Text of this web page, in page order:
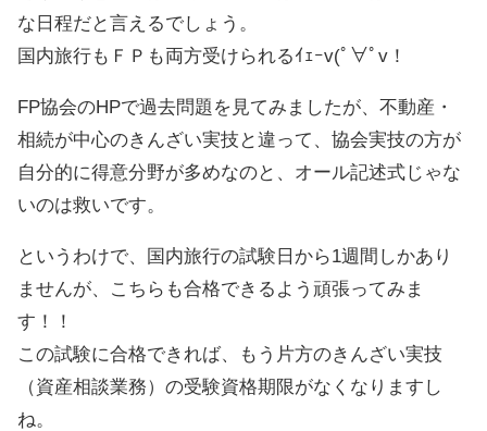
な日程だと言えるでしょう。
国内旅行もＦＰも両方受けられるｲｪｰv(ﾟ∀ﾟv！
FP協会のHPで過去問題を見てみましたが、不動産・
相続が中心のきんざい実技と違って、協会実技の方が
自分的に得意分野が多めなのと、オール記述式じゃな
いのは救いです。
というわけで、国内旅行の試験日から1週間しかあり
ませんが、こちらも合格できるよう頑張ってみま
す！！
この試験に合格できれば、もう片方のきんざい実技
（資産相談業務）の受験資格期限がなくなりますし
ね。